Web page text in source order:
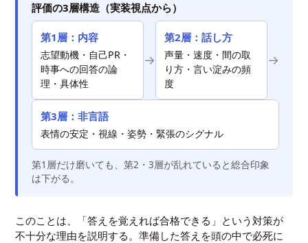
評価の3層構造（実装視点から）
第1層：内容
志望動機・自己PR・
時事への回答の論
理・具体性
→
第2層：話し方
声量・速度・間の取
り方・言い淀みの頻
度
→
第3層：非言語
表情の安定・視線・姿勢・緊張のシグナル
第1層だけ磨いても、第2・3層が乱れていると総合印象
は下がる。
このことは、「答えを覚えれば合格できる」という対策が
不十分な理由を説明する。準備した答えを頭の中で必死に